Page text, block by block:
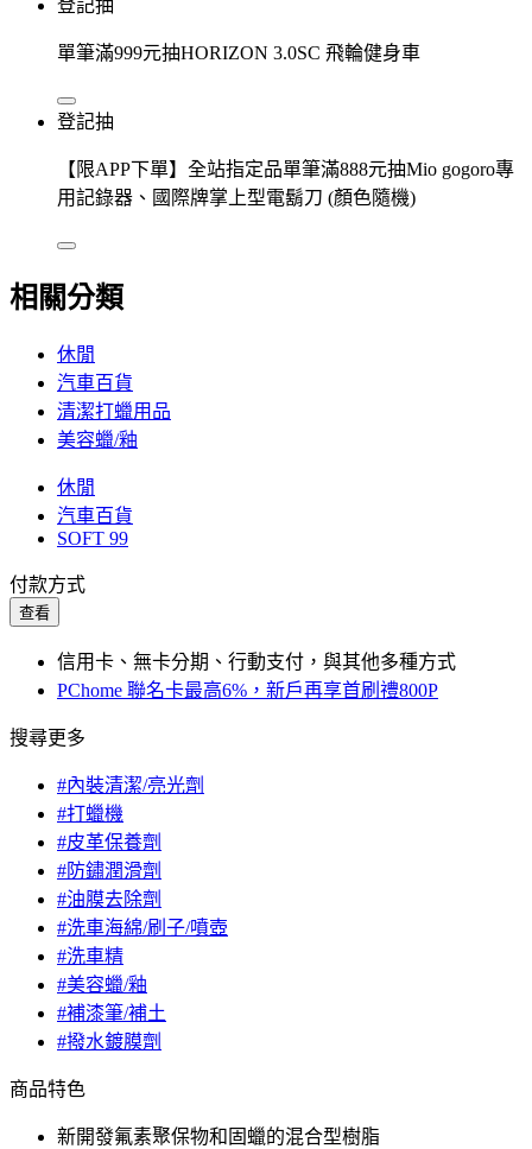
登記抽
單筆滿999元抽HORIZON 3.0SC 飛輪健身車
登記抽
【限APP下單】全站指定品單筆滿888元抽Mio gogoro專
用記錄器、國際牌掌上型電鬍刀 (顏色隨機)
相關分類
休閒
汽車百貨
清潔打蠟用品
美容蠟/釉
休閒
汽車百貨
SOFT 99
付款方式
查看
信用卡、無卡分期、行動支付，與其他多種方式
PChome 聯名卡最高6%，新戶再享首刷禮800P
搜尋更多
#內裝清潔/亮光劑
#打蠟機
#皮革保養劑
#防鏽潤滑劑
#油膜去除劑
#洗車海綿/刷子/噴壺
#洗車精
#美容蠟/釉
#補漆筆/補土
#撥水鍍膜劑
商品特色
新開發氟素聚保物和固蠟的混合型樹脂